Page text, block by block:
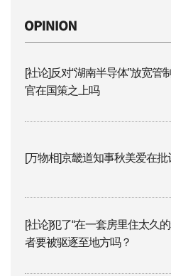
[社论]反对“湖南半导体”放宽管
官在国策之上吗
[万物相]京畿道知事秋美爱在批
[社论]犯了“在一套房里住太久
者要被驱逐至地方吗？